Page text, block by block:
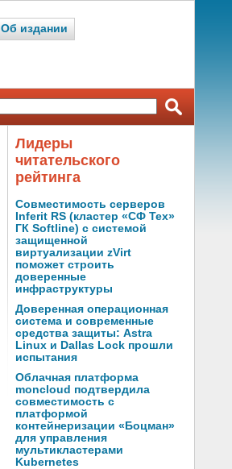
Об издании
Лидеры
читательского
рейтинга
Совместимость серверов
Inferit RS (кластер «СФ Тех»
ГК Softline) с системой
защищенной
виртуализации zVirt
поможет строить
доверенные
инфраструктуры
Доверенная операционная
система и современные
средства защиты: Astra
Linux и Dallas Lock прошли
испытания
Облачная платформа
moncloud подтвердила
совместимость с
платформой
контейнеризации «Боцман»
для управления
мультикластерами
Kubernetes